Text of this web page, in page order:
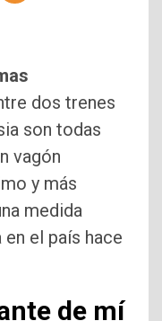
dos trenes
son todas
vagón
y más
medida
el país hace
de mí